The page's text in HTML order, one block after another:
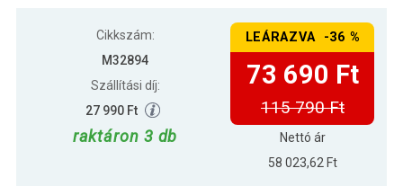
Cikkszám:
M32894
Szállítási díj:
27 990 Ft
raktáron 3 db
LEÁRAZVA -36 %
73 690 Ft
115 790 Ft
Nettó ár
58 023,62 Ft